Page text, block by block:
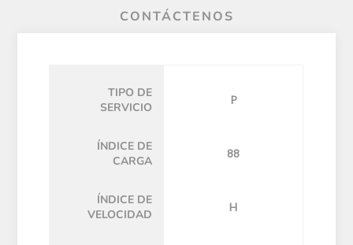
CONTÁCTENOS
TIPO DE
SERVICIO
P
ÍNDICE DE
CARGA
88
ÍNDICE DE
VELOCIDAD
H